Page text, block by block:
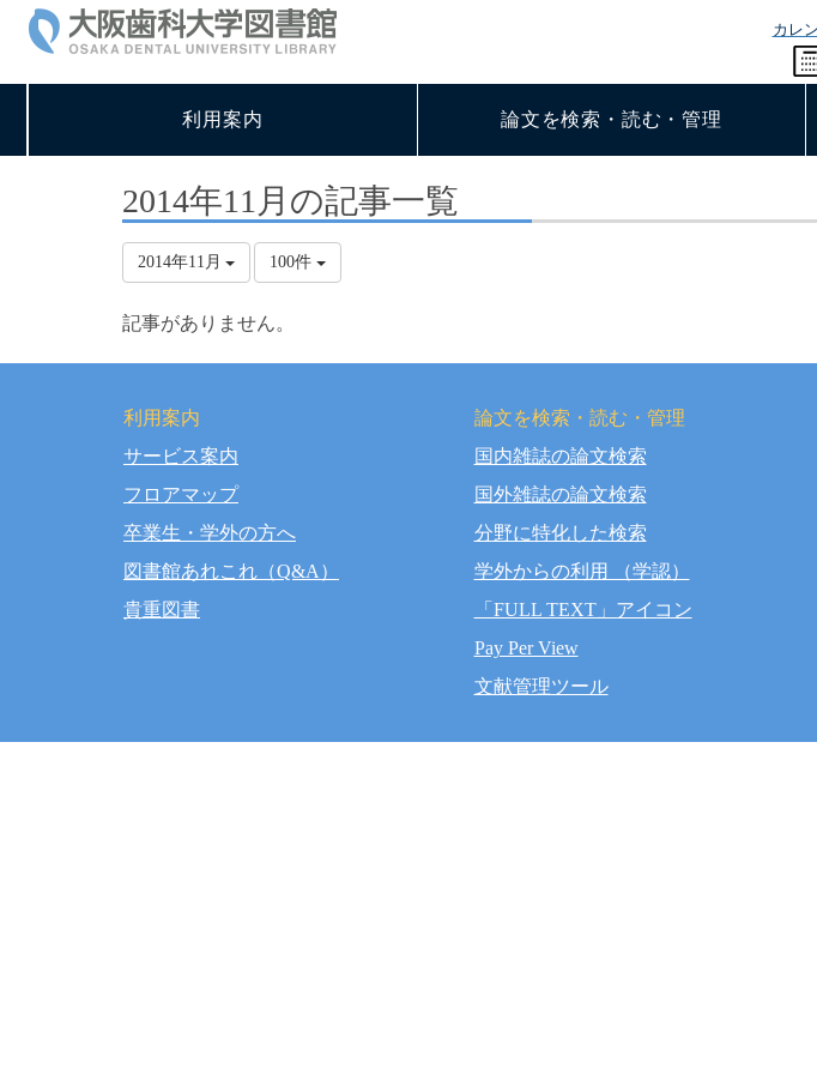
カレ
利用案内 論文を検索・読む・管理
2014年11月の記事一覧
2014年11月 100件
記事がありません。
利用案内
サービス案内
フロアマップ
卒業生・学外の方へ
図書館あれこれ（Q&A）
貴重図書
論文を検索・読む・管理
国内雑誌の論文検索
国外雑誌の論文検索
分野に特化した検索
学外からの利用 （学認）
「FULL TEXT」アイコン
Pay Per View
文献管理ツール
Copyright © OSAKA DENTAL